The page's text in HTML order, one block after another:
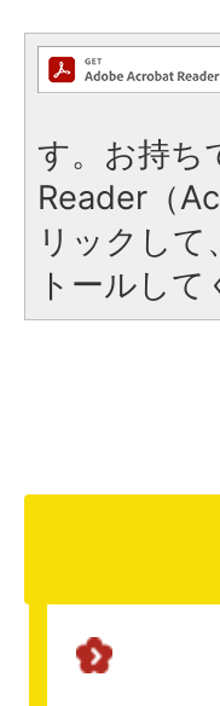
す。お持ち
Reader（
リックし
トールして